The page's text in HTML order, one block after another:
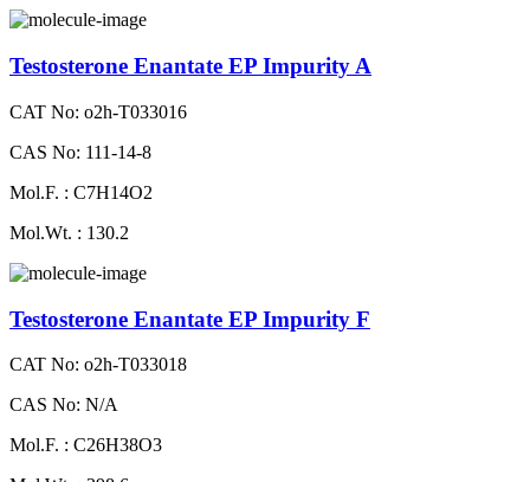
Testosterone Enantate EP Impurity A
CAT No: o2h-T033016
CAS No: 111-14-8
Mol.F. : C7H14O2
Mol.Wt. : 130.2
Testosterone Enantate EP Impurity F
CAT No: o2h-T033018
CAS No: N/A
Mol.F. : C26H38O3